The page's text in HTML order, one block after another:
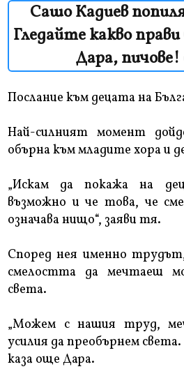
Сашо Кадиев
Гледайте какво
Дара, пичове!
Послание към децата на
Най-силният момент
обърна към младите хора и
„Искам да покажа на
възможно и че това, че
означава нищо“, заяви тя.
Според нея именно
смелостта да мечтаеш
света.
„Можем с нашия труд,
усилия да преобърнем света.
каза още Дара.